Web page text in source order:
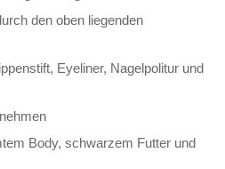
den oben liegenden
Eyeliner, Nagelpolitur und
Body, schwarzem Futter und